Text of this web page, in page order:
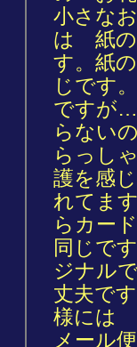
小さな
は 紙の
す。紙
じです
ですが
らない
らっし
護を感
れてま
らカー
同じで
ジナル
丈夫で
様には
メール